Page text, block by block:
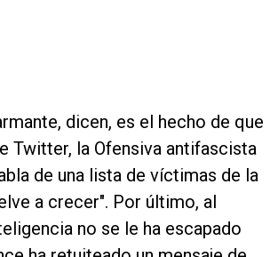
dicen, es el hecho de que
Twitter, la Ofensiva antifascista
de una lista de víctimas de la
a crecer". Por último, al
no se le ha escapado